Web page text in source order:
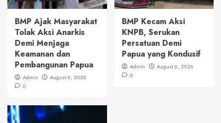
BMP Ajak Masyarakat
Tolak Aksi Anarkis
Demi Menjaga
Keamanan dan
Pembangunan Papua
Admin
August 6, 2026
0
BMP Kecam Aksi
KNPB, Serukan
Persatuan Demi
Papua yang Kondusif
Admin
August 6, 2026
0